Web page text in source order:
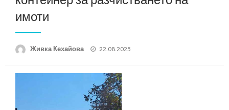
имоти
Живка Кехайова
Posted
22.08.2025